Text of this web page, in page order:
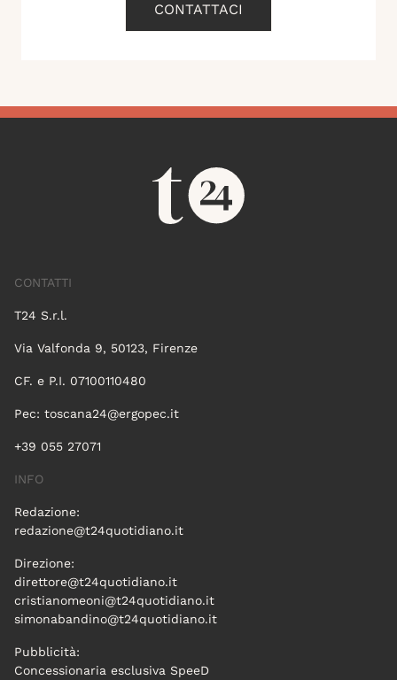
CONTATTACI
CONTATTI
T24 S.r.l.
Via Valfonda 9, 50123, Firenze
CF. e P.I. 07100110480
Pec: toscana24@ergopec.it
+39 055 27071
INFO
Redazione:
redazione@t24quotidiano.it
Direzione:
direttore@t24quotidiano.it
cristianomeoni@t24quotidiano.it
simonabandino@t24quotidiano.it
Pubblicità:
Concessionaria esclusiva SpeeD